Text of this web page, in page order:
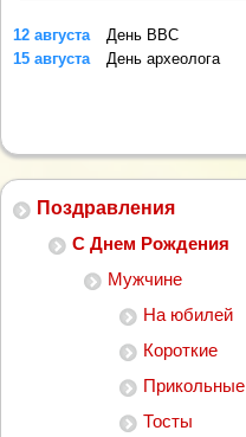
Поздравления
С Днем Рождения
Мужчине
На юбилей
Короткие
Прикольные
Тосты
12 августа
День ВВС
15 августа
День археолога